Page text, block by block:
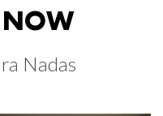
NOW
Nadas